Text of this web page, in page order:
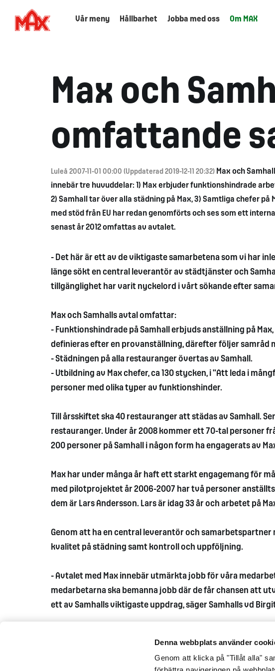
Denna webbplats använder
Genom att klicka på "Tillåt alla"
Vår meny Hållbarhet Jobba med oss Om MAX
Max och
omfattande
Luleå 2007-11-01 00:00 (Uppdaterad 2019-12-11 20:32) Max och
innebär tre huvuddelar: 1) Max erbjuder funktionshindrade
2) Samhall tar över alla städning på Max, 3) Samtliga chefer
med stöd från EU har redan genomförts och ses som ett
senast år 2012 omfattas av avtalet.
- Det här är ett av de viktigaste samarbetena som vi har
länge sökt en central leverantör av städtjänster och
tillgänglighet har varit nyckelord i vårt sökande efter
Max och Samhalls avtal omfattar:
- Funktionshindrade på Samhall erbjuds anställning på
definieras efter en provanställning, därefter följer samråd
- Städningen på alla restauranger övertas av Samhall.
- Utbildning av Max chefer, ca 130 stycken, i "Att leda i
personer med olika typer av funktionshinder.
Till årsskiftet ska 40 restauranger att städas av Samhall.
restauranger. Under år 2008 kommer ett 70-tal personer
200 personer på Samhall i någon form ha engagerats av
Max har under många år haft ett starkt engagemang för
med pilotprojektet år 2006-2007 har två personer
dem är Lars Andersson. Lars är idag 33 år och arbetet på
Genom att ha en central leverantör och
kvalitet på städning samt kontroll och uppföljning.
- Avtalet med Max innebär utmärkta jobb för våra
medarbetarna ska bemanna jobb där de får chansen att
ett av Samhalls viktigaste uppdrag, säger Samhalls vd